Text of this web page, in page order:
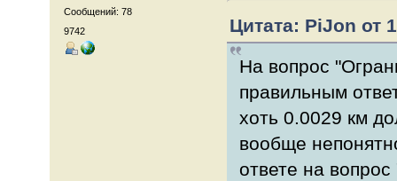
Сообщений: 78
9742
Цитата: PiJon от
На вопрос
правильным
хоть 0.0029 км
вообще
ответе на